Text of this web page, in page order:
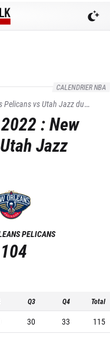
CALENDRIER NBA
Pelicans vsUtah Jazzdu
:New
Utah Jazz
PELICANS
104
Q3 Q4 Total
30 33
115